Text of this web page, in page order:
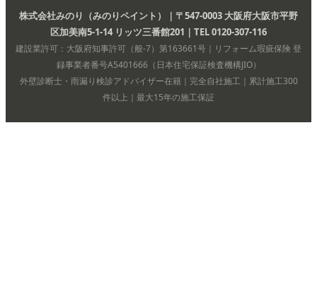
株式会社みのり（みのりペイント）｜〒547-0003 大阪府大阪市平野
区加美南5-1-14 リッツ三番館201｜TEL 0120-307-116
建設業許可：大阪府知事許可（般-7）第163661号｜リフォーム瑕疵保険 登
録事業者番号A5401666（日本住宅保証検査機構JIO）
外壁診断士・雨漏り検診アドバイザー在籍｜完全自社施工｜累計施工300
件以上｜最大15年の施工保証